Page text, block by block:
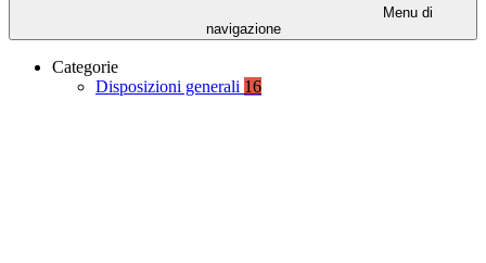
Menu di
navigazione
Categorie
Disposizioni generali 16